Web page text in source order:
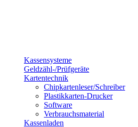
Kassensysteme
Geldzähl-/Prüfgeräte
Kartentechnik
Chipkartenleser/Schreiber
Plastikkarten-Drucker
Software
Verbrauchsmaterial
Kassenladen